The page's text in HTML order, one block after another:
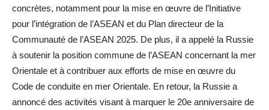
concrètes, notamment pour la mise en œuvre de l’Initiative
pour l’intégration de l’ASEAN et du Plan directeur de la
Communauté de l’ASEAN 2025. De plus, il a appelé la Russie
à soutenir la position commune de l’ASEAN concernant la mer
Orientale et à contribuer aux efforts de mise en œuvre du
Code de conduite en mer Orientale. En retour, la Russie a
annoncé des activités visant à marquer le 20e anniversaire de